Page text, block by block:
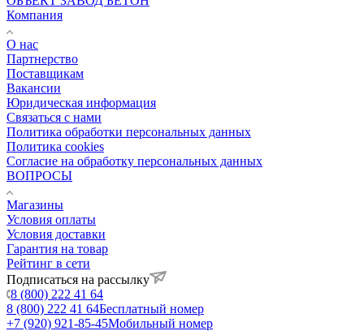
Компания
О нас
Партнерство
Поставщикам
Вакансии
Юридическая информация
Связаться с нами
Политика обработки персональных данных
Политика cookies
Согласие на обработку персональных данных
ВОПРОСЫ
Магазины
Условия оплаты
Условия доставки
Гарантия на товар
Рейтинг в сети
Подписаться на рассылку
8 (800) 222 41 64
8 (800) 222 41 64Бесплатный номер
+7 (920) 921-85-45Мобильный номер